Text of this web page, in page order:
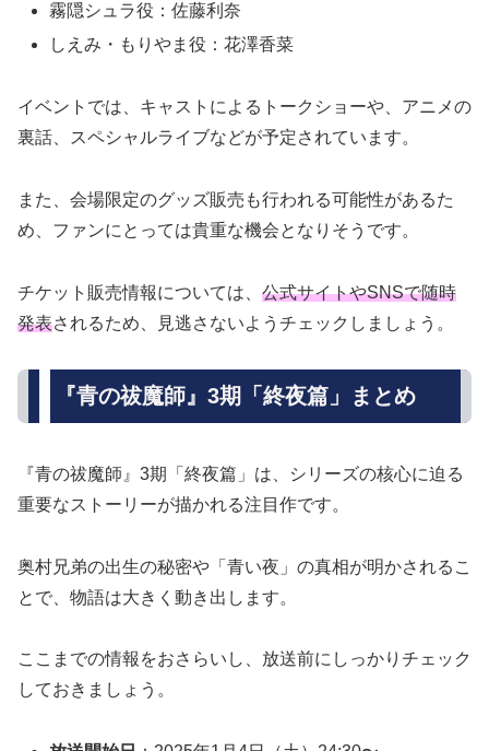
霧隠シュラ役：佐藤利奈
しえみ・もりやま役：花澤香菜
イベントでは、キャストによるトークショーや、アニメの
裏話、スペシャルライブなどが予定されています。
また、会場限定のグッズ販売も行われる可能性があるた
め、ファンにとっては貴重な機会となりそうです。
チケット販売情報については、 公式サイトやSNSで随時
発表されるため、見逃さないようチェックしましょう。
『青の祓魔師』3期「終夜篇」まとめ
『青の祓魔師』3期「終夜篇」は、シリーズの核心に迫る
重要なストーリーが描かれる注目作です。
奥村兄弟の出生の秘密や「青い夜」の真相が明かされるこ
とで、物語は大きく動き出します。
ここまでの情報をおさらいし、放送前にしっかりチェック
しておきましょう。